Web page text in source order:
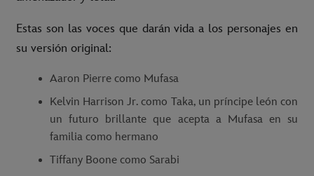
Estas son las voces que darán vida a los personajes en
su versión original:
Aaron Pierre como Mufasa
Kelvin Harrison Jr. como Taka, un príncipe león con
un futuro brillante que acepta a Mufasa en su
familia como hermano
Tiffany Boone como Sarabi